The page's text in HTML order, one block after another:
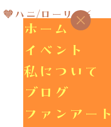
🧡ハニ/ローリス⚡
ホーム
イベント
私について
ブログ
ファンアート